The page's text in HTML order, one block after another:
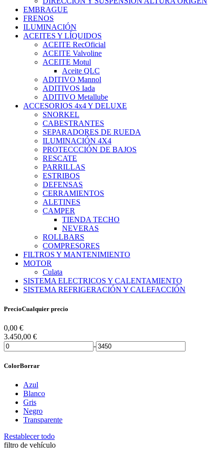
EMBRAGUE
FRENOS
ILUMINACIÓN
ACEITES Y LÍQUIDOS
ACEITE RecOficial
ACEITE Valvoline
ACEITE Motul
Aceite QLC
ADITIVO Mannol
ADITIVOS Iada
ADITIVO Metallube
ACCESORIOS 4x4 Y DELUXE
SNORKEL
CABESTRANTES
SEPARADORES DE RUEDA
ILUMINACIÓN 4X4
PROTECCCIÓN DE BAJOS
RESCATE
PARRILLAS
ESTRIBOS
DEFENSAS
CERRAMIENTOS
ALETINES
CAMPER
TIENDA TECHO
NEVERAS
ROLLBARS
COMPRESORES
FILTROS Y MANTENIMIENTO
MOTOR
Culata
SISTEMA ELECTRICOS Y CALENTAMIENTO
SISTEMA REFRIGERACIÓN Y CALEFACCIÓN
PrecioCualquier precio
0,00 €
3.450,00 €
-
ColorBorrar
Azul
Blanco
Gris
Negro
Transparente
Restablecer todo
filtro de vehículo